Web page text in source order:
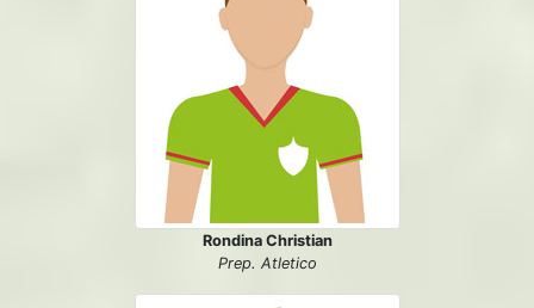
Rondina Christian
Prep. Atletico